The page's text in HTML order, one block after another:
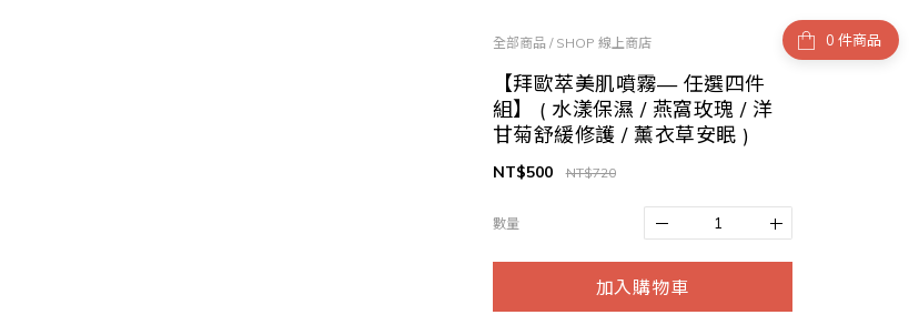
件商品
全部商品 / SHOP 線上商店
【拜歐萃美肌噴霧— 任選四件
組】 ( 水漾保濕 / 燕窩玫瑰 / 洋
甘菊舒緩修護 / 薰衣草安眠 )
NT$720
NT$500
數量
加入購物車